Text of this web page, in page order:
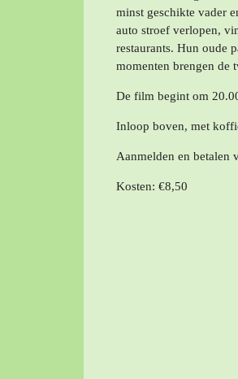
minst geschikte vader
auto stroef verlopen,
restaurants. Hun oude
momenten brengen de
De film begint om
Inloop boven, met
Aanmelden en betalen
Kosten: €8,50